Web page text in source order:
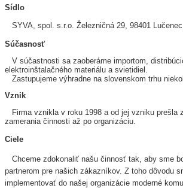
Sídlo
SYVA, spol. s.r.o. Železničná 29, 98401 Lučenec.
Súčasnosť
V súčastnosti sa zaoberáme importom,
elektroinštalačného materiálu a svietidiel.
Zastupujeme výhradne na slovenskom trhu
Vznik
Firma vznikla v roku 1998 a od jej vzniku prešla
zamerania činnosti až po organizáciu.
Ciele
Chceme zdokonaliť našu činnosť tak, aby sme
partnerom pre našich zákazníkov. Z toho dôvodu
implementovať do našej organizácie moderné